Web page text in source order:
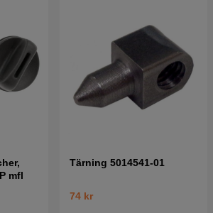
mfl
Tärning 5014541-01
74 kr